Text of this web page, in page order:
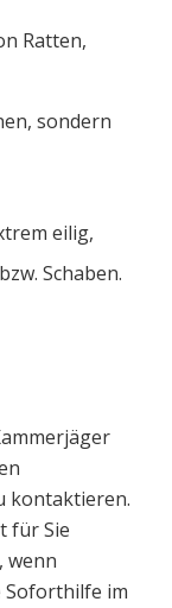
Ratten,
sondern
eilig,
Schaben.
kontaktieren.
für Sie
wenn
Soforthilfe im